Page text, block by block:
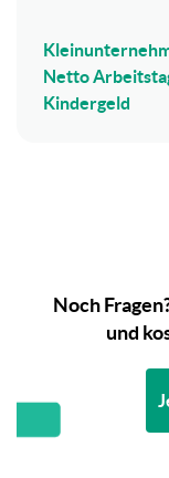
Netto
Kindergeld
Noch
und